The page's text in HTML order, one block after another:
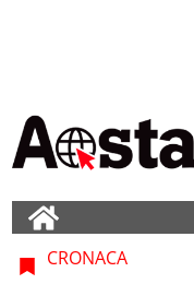
CRONACA